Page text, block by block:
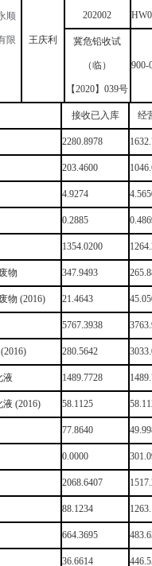
顺
限 王庆利
202002
冀危铅收试
（临）
【2020】039号
900-
接收已入库 经
2280.8978
203.4600
4.9274
0.2885
1354.0200
物 347.9493
物 (2016) 21.4643
5767.3938
280.5642
液 1489.7728
(2016) 58.1125
77.8640
0.0000
2068.6407
88.1234
664.3695
36.6614